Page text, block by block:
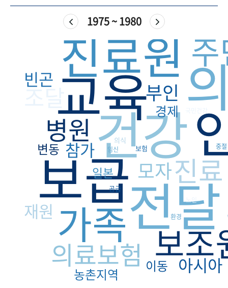
1975 ~ 1980
전달
보급
건강
교육
진료원
가족 보조
진료
병원
의료보험
조달
모자
부인
아시아
참가
빈곤
재원
경제
변동
이동
농촌지역
일본
공급
보험
의식
노인
환경
임신 중절